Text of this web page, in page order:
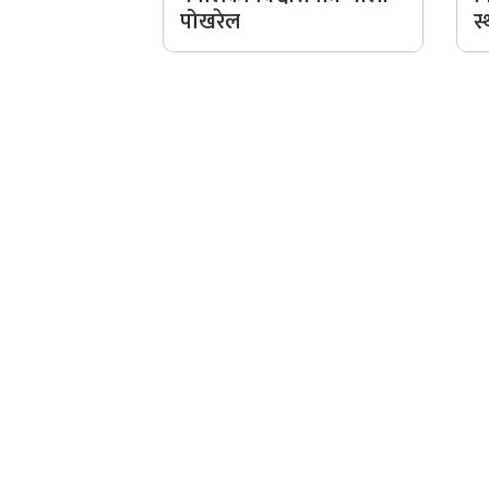
पोखरेल